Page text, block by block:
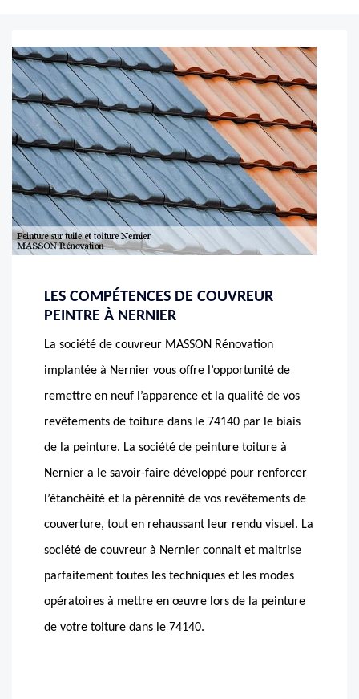
LES COMPÉTENCES DE COUVREUR
PEINTRE À NERNIER
La société de couvreur MASSON Rénovation
implantée à Nernier vous offre l’opportunité de
remettre en neuf l’apparence et la qualité de vos
revêtements de toiture dans le 74140 par le biais
de la peinture. La société de peinture toiture à
Nernier a le savoir-faire développé pour renforcer
l’étanchéité et la pérennité de vos revêtements de
couverture, tout en rehaussant leur rendu visuel. La
société de couvreur à Nernier connait et maitrise
parfaitement toutes les techniques et les modes
opératoires à mettre en œuvre lors de la peinture
de votre toiture dans le 74140.